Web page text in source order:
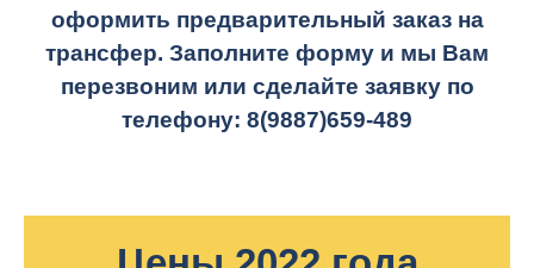
оформить предварительный заказ на
трансфер. Заполните форму и мы Вам
перезвоним или сделайте заявку по
телефону: 8(9887)659-489